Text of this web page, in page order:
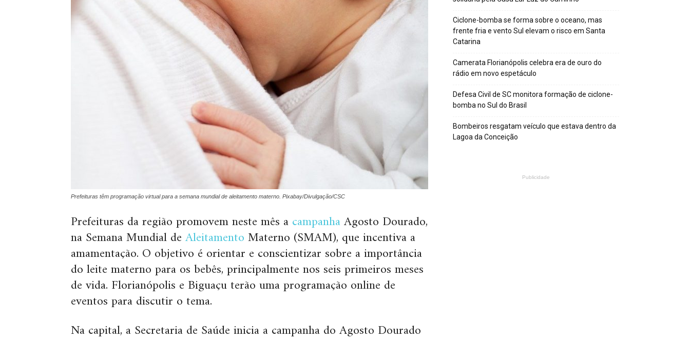
Prefeituras têm programação virtual para a semana mundial de aleitamento materno. Pixabay/Divulgação/CSC
Prefeituras da região promovem neste mês acampanhaAgosto Dourado,
na Semana Mundial deAleitamentoMaterno (SMAM), que incentiva a
amamentação. O objetivo é orientar e conscientizar sobre a importância
do leite materno para os bebês, principalmente nos seis primeiros meses
de vida. Florianópolis e Biguaçu terão uma programação online de
eventos para discutir o tema.
Na capital, a Secretaria de Saúde inicia a campanha do Agosto Dourado
Ciclone-bomba se forma sobre o oceano, mas
frente fria e vento Sul elevam o risco em Santa
Catarina
Camerata Florianópolis celebra era de ouro do
rádio em novo espetáculo
Defesa Civil de SC monitora formação de ciclone-
bomba no Sul do Brasil
Bombeiros resgatam veículo que estava dentro da
Lagoa da Conceição
Publicidade